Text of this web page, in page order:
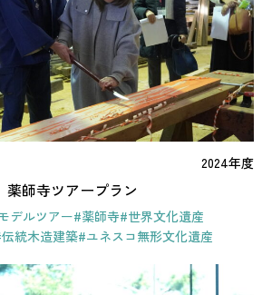
2024年度
師寺ツアープラン
デルツアー#薬師寺#世界文化遺産
統木造建築#ユネスコ無形文化遺産